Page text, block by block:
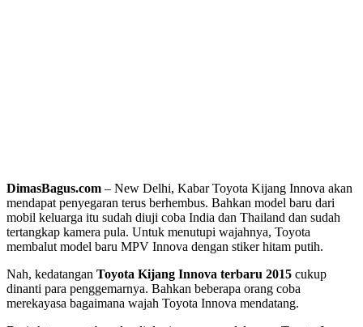
DimasBagus.com – New Delhi, Kabar Toyota Kijang Innova akan
mendapat penyegaran terus berhembus. Bahkan model baru dari
mobil keluarga itu sudah diuji coba India dan Thailand dan sudah
tertangkap kamera pula. Untuk menutupi wajahnya, Toyota
membalut model baru MPV Innova dengan stiker hitam putih.
Nah, kedatangan Toyota Kijang Innova terbaru 2015 cukup
dinanti para penggemarnya. Bahkan beberapa orang coba
merekayasa bagaimana wajah Toyota Innova mendatang.